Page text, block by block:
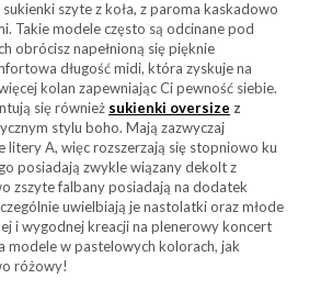
szyte z koła, z paroma kaskadowo
Takie modele często są odcinane pod
obrócisz napełnioną się pięknie
długość midi, która zyskuje na
kolan zapewniając Ci pewność siebie.
się również sukienki oversize z
stylu boho. Mają zazwyczaj
litery A, więc rozszerzają się stopniowo ku
posiadają zwykle wiązany dekolt z
zszyte falbany posiadają na dodatek
uwielbiają je nastolatki oraz młode
i wygodnej kreacji na plenerowy koncert
modele w pastelowych kolorach, jak
różowy!